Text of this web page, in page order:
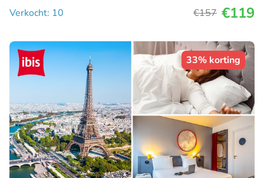
Verkocht: 10
€157 €119
33% korting